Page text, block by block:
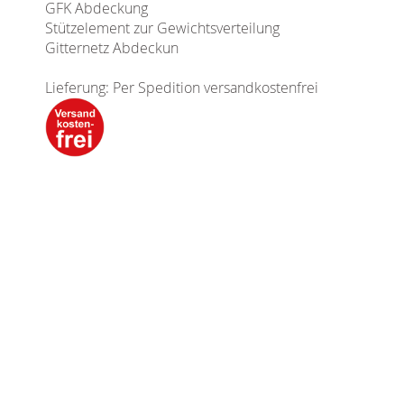
GFK Abdeckung
Stützelement zur Gewichtsverteilung
Gitternetz Abdeckun
Lieferung: Per Spedition versandkostenfrei